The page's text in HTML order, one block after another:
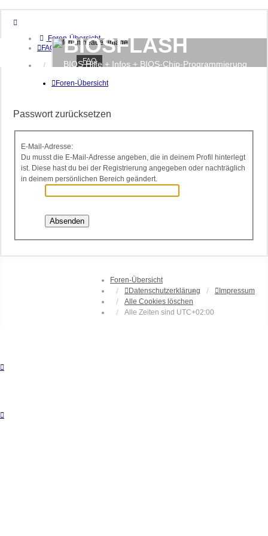
Foren-Übersicht
FAQ
Anmelden
BIOSFLASH
BIOS Hilfe + Infos + BIOS-Chip-Programmierung
FAQ
Foren-Übersicht
Passwort zurücksetzen
E-Mail-Adresse:
Du musst die E-Mail-Adresse angeben, die in deinem Profil hinterlegt
ist. Diese hast du bei der Registrierung angegeben oder nachträglich
in deinem persönlichen Bereich geändert.
Foren-Übersicht
Datenschutzerklärung
Impressum
Alle Cookies löschen
Alle Zeiten sind UTC+02:00